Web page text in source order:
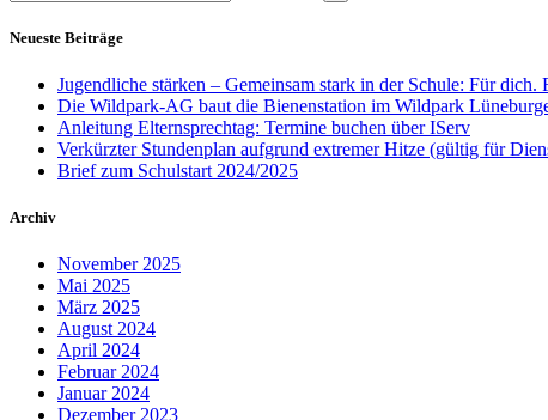
Neueste Beiträge
Jugendliche stärken – Gemeinsam stark in der Schule: Für dich.
Die Wildpark-AG baut die Bienenstation im Wildpark
Anleitung Elternsprechtag: Termine buchen über IServ
Verkürzter Stundenplan aufgrund extremer Hitze (gültig für
Brief zum Schulstart 2024/2025
Archiv
November 2025
Mai 2025
März 2025
August 2024
April 2024
Februar 2024
Januar 2024
Dezember 2023